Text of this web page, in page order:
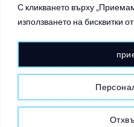
С кликването върху
използването на бисквитки
КОНТАКТИ
ПОЛИТИКИ ЗА
ПОЛИТИКИ ЗА
Copyright 2026 ©Ariete